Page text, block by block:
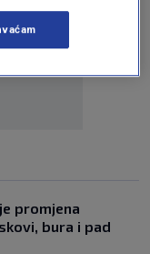
promjena
bura i pad